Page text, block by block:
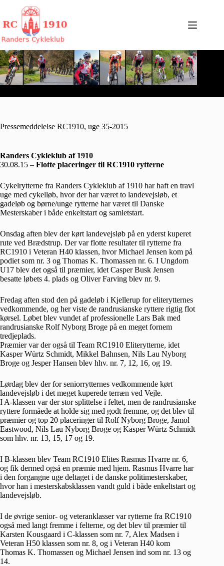
indhold
Pressemeddelelse RC1910, uge 35-2015
Randers Cykleklub af 1910
30.08.15 – Flotte placeringer til RC1910 rytterne
Cykelrytterne fra Randers Cykleklub af 1910 har haft en travl
uge med cykelløb, hvor der har været to landevejsløb, et
gadeløb og børne/unge rytterne har været til Danske
Mesterskaber i både enkeltstart og samletstart.
Onsdag aften blev der kørt landevejsløb på en yderst kuperet
rute ved Brædstrup. Der var flotte resultater til rytterne fra
RC1910 i Veteran H40 klassen, hvor Michael Jensen kom på
podiet som nr. 3 og Thomas K. Thomassen nr. 6. I Ungdom
U17 blev det også til præmier, idet Casper Busk Jensen
besatte løbets 4. plads og Oliver Farving blev nr. 9.
Fredag aften stod den på gadeløb i Kjellerup for eliterytternes
vedkommende, og her viste de randrusianske ryttere rigtig flot
kørsel. Løbet blev vundet af professionelle Lars Bak med
randrusianske Rolf Nyborg Broge på en meget fornem
tredjeplads.
Præmier var der også til Team RC1910 Eliterytterne, idet
Kasper Würtz Schmidt, Mikkel Bahnsen, Nils Lau Nyborg
Broge og Jesper Hansen blev hhv. nr. 7, 12, 16, og 19.
Lørdag blev der for seniorrytternes vedkommende kørt
landevejsløb i det meget kuperede terræn ved Vejle.
I A-klassen var der stor splittelse i feltet, men de randrusianske
ryttere formåede at holde sig med godt fremme, og det blev til
præmier og top 20 placeringer til Rolf Nyborg Broge, Jamol
Eastwood, Nils Lau Nyborg Broge og Kasper Würtz Schmidt
som hhv. nr. 13, 15, 17 og 19.
I B-klassen blev Team RC1910 Elites Rasmus Hvarre nr. 6,
og fik dermed også en præmie med hjem. Rasmus Hvarre har
i den forgangne uge deltaget i de danske politimesterskaber,
hvor han i mesterskabsklassen vandt guld i både enkeltstart og
landevejsløb.
I de øvrige senior- og veteranklasser var rytterne fra RC1910
også med langt fremme i felterne, og det blev til præmier til
Karsten Kousgaard i C-klassen som nr. 7, Alex Madsen i
Veteran H50 klassen som nr. 8, og i Veteran H40 kom
Thomas K. Thomassen og Michael Jensen ind som nr. 13 og
14.